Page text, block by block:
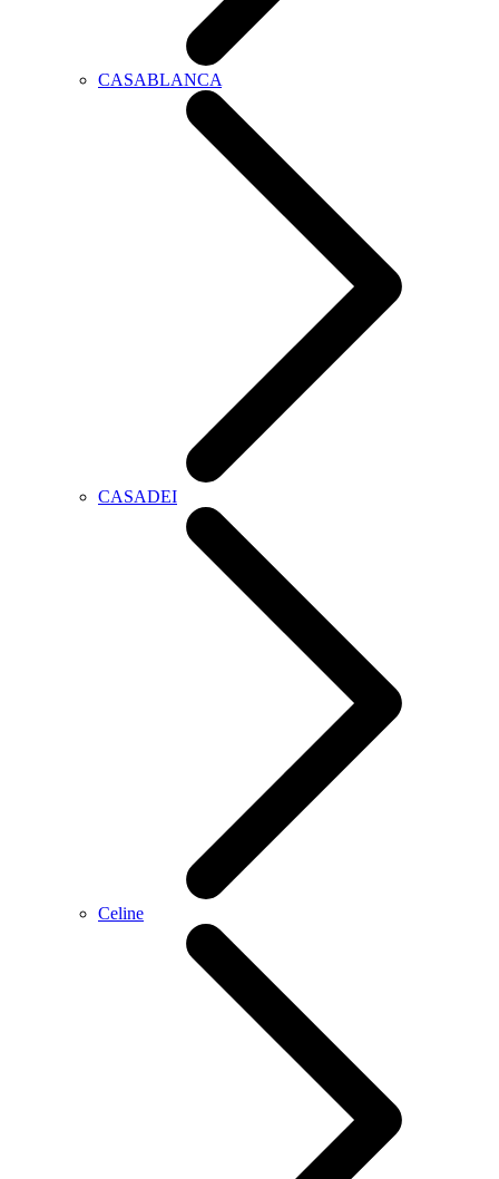
CASABLANCA
CASADEI
Celine